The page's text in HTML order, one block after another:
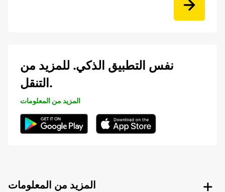
نفس التطبيق الذكي. للمزيد من
التنقل.
المزيد من المعلومات
المزيد من المعلومات